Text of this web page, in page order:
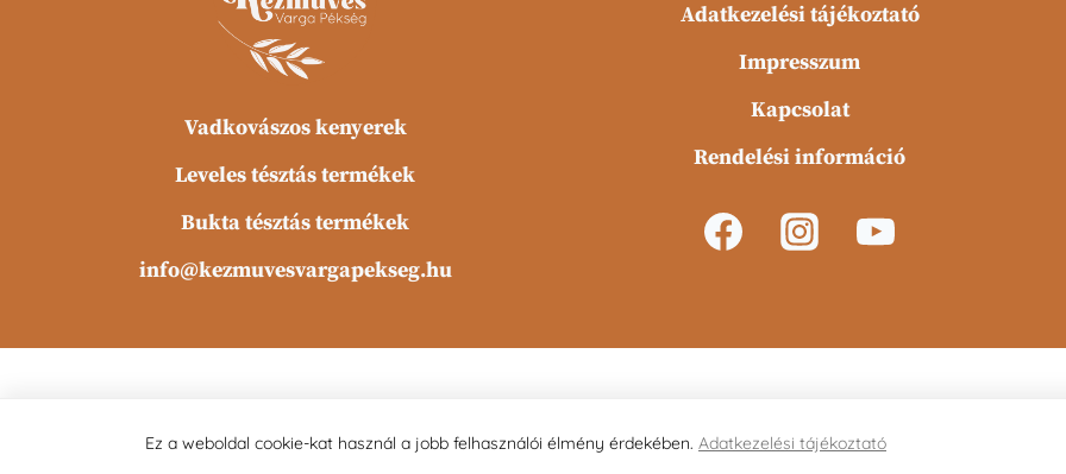
Vadkovászos kenyerek
Leveles tésztás termékek
Bukta tésztás termékek
info@kezmuvesvargapekseg.hu
Adatkezelési tájékoztató
Impresszum
Kapcsolat
Rendelési információ
Ez a weboldal cookie-kat használ a jobb felhasználói élmény érdekében. Adatkezelési tájékoztató